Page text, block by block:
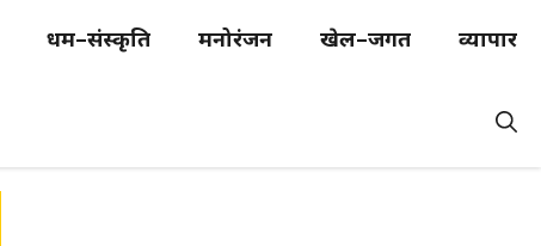
धर्म–संस्कृति मनोरंजन खेल–जगत व्यापार